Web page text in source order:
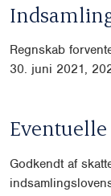
Regnskab
30. juni 2021,
Godkendt af